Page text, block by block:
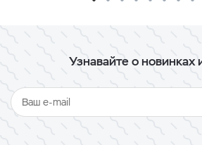
Узнавайте о новинках